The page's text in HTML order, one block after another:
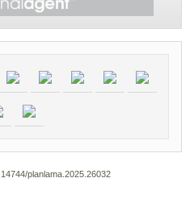
planlama.2025.26032